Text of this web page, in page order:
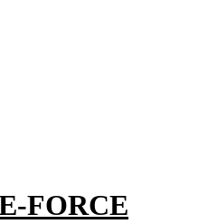
FORCE